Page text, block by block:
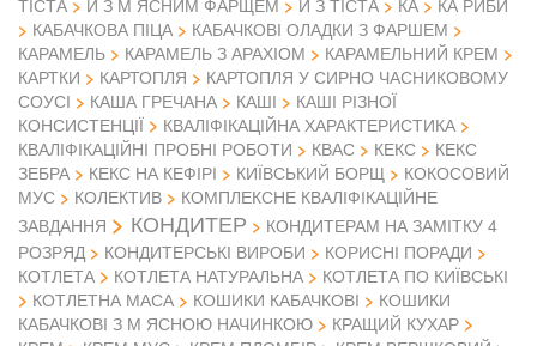
ТІСТА
И З М ЯСНИМ ФАРЩЕМ И З ТІСТА КА
КА РИБИ
КАБАЧКОВА ПІЦА
КАБАЧКОВІ ОЛАДКИ З ФАРШЕМ
КАРАМЕЛЬ
КАРАМЕЛЬ З АРАХІОМ
КАРАМЕЛЬНИЙ КРЕМ
КАРТКИ
КАРТОПЛЯ
КАРТОПЛЯ У СИРНО ЧАСНИКОВОМУ
СОУСІ
КАША ГРЕЧАНА КАШІ
КАШІ РІЗНОЇ
КОНСИСТЕНЦІЇ
КВАЛІФІКАЦІЙНА ХАРАКТЕРИСТИКА
КВАЛІФІКАЦІЙНІ ПРОБНІ РОБОТИ
КВАС КЕКС
КЕКС
ЗЕБРА
КЕКС НА КЕФІРІ КИЇВСЬКИЙ БОРЩ
КОКОСОВИЙ
МУС
КОЛЕКТИВ
КОМПЛЕКСНЕ КВАЛІФІКАЦІЙНЕ
ЗАВДАННЯ
КОНДИТЕР
КОНДИТЕРАМ НА ЗАМІТКУ 4
РОЗРЯД
КОНДИТЕРСЬКІ ВИРОБИ
КОРИСНІ ПОРАДИ
КОТЛЕТА
КОТЛЕТА НАТУРАЛЬНА
КОТЛЕТА ПО КИЇВСЬКІ
КОТЛЕТНА МАСА
КОШИКИ КАБАЧКОВІ
КОШИКИ
КАБАЧКОВІ З М ЯСНОЮ НАЧИНКОЮ
КРАЩИЙ КУХАР